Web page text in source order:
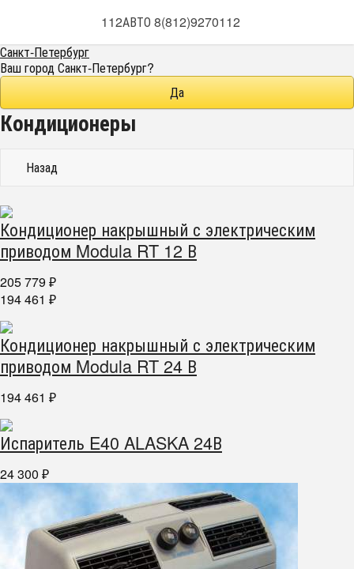
112АВТО 8(812)9270112
Санкт-Петербург
Ваш городСанкт-Петербург?
Кондиционеры
Назад
Кондиционер накрышный с электрическим
приводом Modula RT 12 В
205 779 ₽
194 461 ₽
Кондиционер накрышный с электрическим
приводом Modula RT 24 В
194 461 ₽
Испаритель E40 ALASKA 24В
24 300 ₽